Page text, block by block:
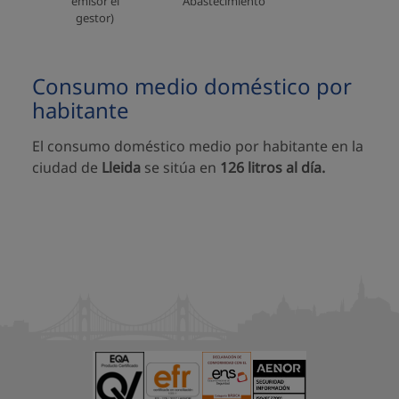
gestor)
Consumo medio doméstico por
habitante
El consumo doméstico medio por habitante en la
ciudad de Lleida se sitúa en 126 litros al día.